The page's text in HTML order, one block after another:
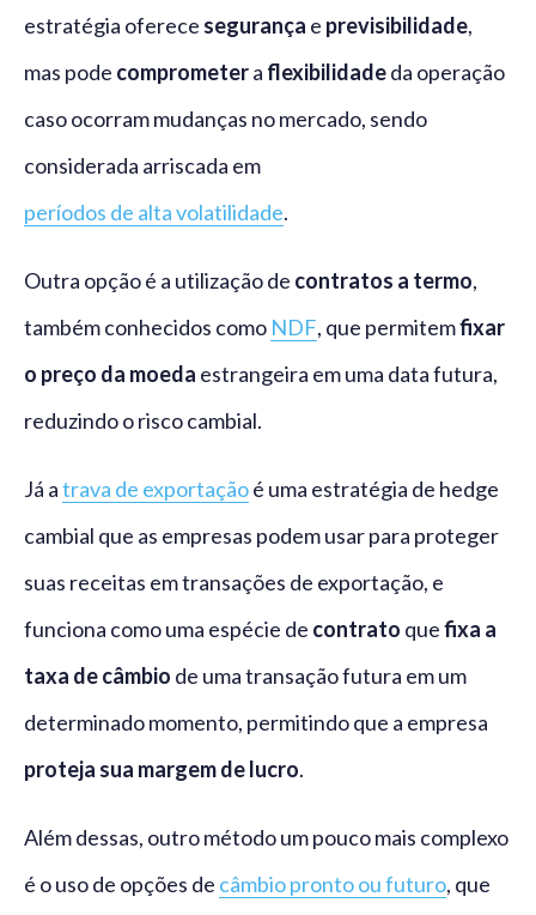
estratégia oferece segurança e previsibilidade,
mas pode comprometera flexibilidadeda operação
caso ocorram mudanças no mercado, sendo
considerada arriscada em
períodos de alta volatilidade.
Outra opção é a utilização de contratos a termo,
também conhecidos como NDF, que permitemfixar
o preço da moeda estrangeira em uma data futura,
reduzindo o risco cambial.
Já atrava de exportaçãoé uma estratégia de hedge
cambial que as empresas podem usar para proteger
suas receitas em transações de exportação, e
funciona como uma espécie de contrato quefixa a
taxa de câmbio de uma transação futura em um
determinado momento, permitindo que a empresa
proteja sua margem de lucro.
Além dessas, outro método um pouco mais complexo
é o uso de opções de câmbio pronto ou futuro, que